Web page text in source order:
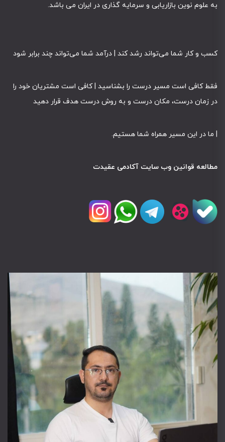
به علوم نوین بازاریابی و سرمایه گذاری در ایران می باشد.
کسب و کار شما می‌تواند رشد کند | درآمد شما می‌تواند چند برابر شود
فقط کافی است مسیر درست را بشناسید | کافی است مشتریان خود را
در زمان درست، مکان درست و به روش درست هدف قرار دهید
| ما در این مسیر همراه شما هستیم.
مطالعه قوانین وب سایت آکادمی عقیدت